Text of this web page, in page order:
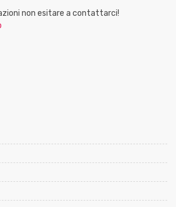
non esitare a contattarci!